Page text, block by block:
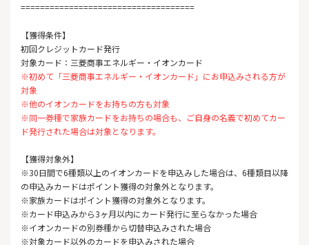
====================================
【獲得条件】
初回クレジットカード発行
対象カード：三菱商事エネルギー・イオンカード
※初めて「三菱商事エネルギー・イオンカード」にお申込みされる方が
対象
※他のイオンカードをお持ちの方も対象
※同一券種で家族カードをお持ちの場合も、ご自身の名義で初めてカー
ド発行された場合は対象となります。
【獲得対象外】
※30日間で6種類以上のイオンカードを申込みした場合は、6種類目以降
の申込みカードはポイント獲得の対象外となります。
※家族カードはポイント獲得の対象外となります。
※カード申込みから3ヶ月以内にカード発行に至らなかった場合
※イオンカードの別券種から切替申込みされた場合
※対象カード以外のカードを申込みされた場合